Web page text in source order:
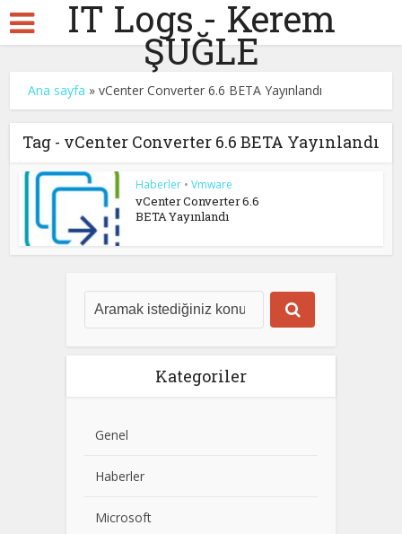
IT Logs - Kerem
ŞUĞLE
Ana sayfa »vCenter Converter 6.6 BETA Yayınlandı
Tag - vCenter Converter 6.6 BETA Yayınlandı
Haberler • Vmware
vCenter Converter 6.6
BETA Yayınlandı
Kategoriler
Genel
Haberler
Microsoft